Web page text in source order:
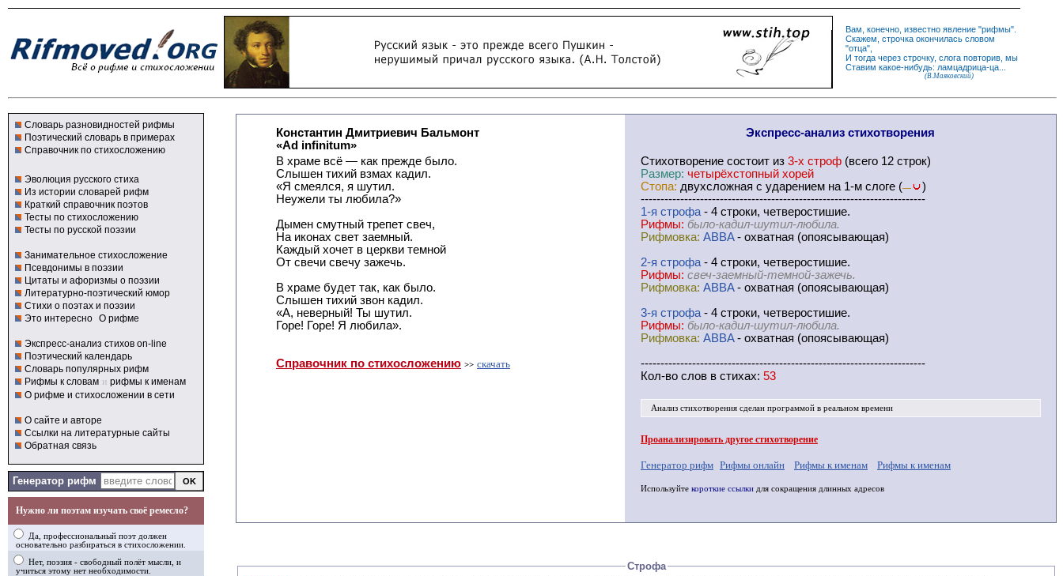
Вам, конечно, известно явление "рифмы".
Скажем, строчка окончилась словом
"отца",
И тогда через строчку, слога повторив, мы
Ставим какое-нибудь: ламцадрица-ца...
(В.Маяковский)
Словарь разновидностей рифмы
Поэтический словарь в примерах
Справочник по стихосложению
Эволюция русского стиха
Из истории словарей рифм
Краткий справочник поэтов
Тесты по стихосложению
Тесты по русской поэзии
Занимательное стихосложение
Псевдонимы в поэзии
Цитаты и афоризмы о поэзии
Литературно-поэтический юмор
Стихи о поэтах и поэзии
Это интересно О рифме
Экспресс-анализ стихов on-line
Поэтический календарь
Словарь популярных рифм
Рифмы к словам и рифмы к именам
О рифме и стихосложении в сети
О сайте и авторе
Ссылки на литературные сайты
Обратная связь
Генератор рифм
Нужно ли поэтам изучать своё ремесло?
Да, профессиональный поэт должен
основательно разбираться в стихосложении.
Нет, поэзия - свободный полёт мысли, и
учиться этому нет необходимости.
Константин Дмитриевич Бальмонт
«Ad infinitum»
В храме всё — как прежде было.
Слышен тихий взмах кадил.
«Я смеялся, я шутил.
Неужели ты любила?»
Дымен смутный трепет свеч,
На иконах свет заемный.
Каждый хочет в церкви темной
От свечи свечу зажечь.
В храме будет так, как было.
Слышен тихий звон кадил.
«А, неверный! Ты шутил.
Горе! Горе! Я любила».
Справочник по стихосложению >> скачать
Экспресс-анализ стихотворения
Cтихотворение состоит из 3-х строф (всего 12 строк)
Размер: четырёхстопный хорей
Стопа: двухсложная с ударением на 1-м слоге (—
)
------------------------------------------------------------------------
1-я cтрофа - 4 строки, четверостишие.
Рифмы: было-кадил-шутил-любила.
Рифмовка: ABBA- охватная (опоясывающая)
2-я cтрофа - 4 строки, четверостишие.
Рифмы: свеч-заемный-темной-зажечь.
Рифмовка: ABBA- охватная (опоясывающая)
3-я cтрофа - 4 строки, четверостишие.
Рифмы: было-кадил-шутил-любила.
Рифмовка: ABBA- охватная (опоясывающая)
------------------------------------------------------------------------
Кол-во слов в стихах: 53
Анализ стихотворениясделан программой в реальном времени
Проанализировать другое стихотворение
Генератор рифм Рифмы онлайн Рифмы к именам Рифмы к именам
Используйте короткие ссылки для сокращения длинных адресов
Строфа